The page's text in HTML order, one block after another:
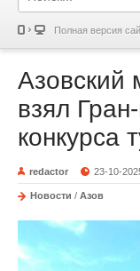
Полная версия
Азовский
взял
конкурса
redactor 23-10-
Новости / Азов